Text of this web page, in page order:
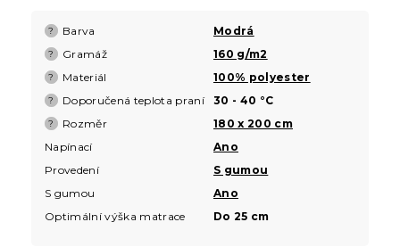
? Barva Modrá
? Gramáž 160 g/m2
? Materiál 100% polyester
? Doporučená teplota praní 30 - 40 °C
? Rozměr
180 x 200 cm
Napínací
Ano
Provedení
S gumou
S gumou
Ano
Optimální výška matrace
Do 25 cm